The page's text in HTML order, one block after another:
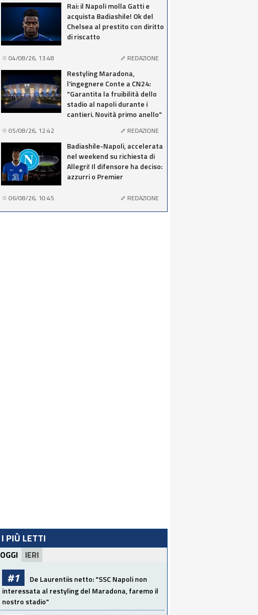
Rai: il Napoli molla Gatti e
acquista Badiashile! Ok del
Chelsea al prestito con diritto
di riscatto
04/08/26, 13:48 REDAZIONE
Restyling Maradona,
l'ingegnere Conte a CN24:
"Garantita la fruibilità dello
stadio al napoli durante i
cantieri. Novità primo anello"
05/08/26, 12:42 REDAZIONE
Badiashile-Napoli, accelerata
nel weekend su richiesta di
Allegri! Il difensore ha deciso:
azzurri o Premier
06/08/26, 10:45 REDAZIONE
I PIÙ LETTI
OGGI IERI
#1
De Laurentiis netto: "SSC Napoli non
interessata al restyling del Maradona, faremo il
nostro stadio"